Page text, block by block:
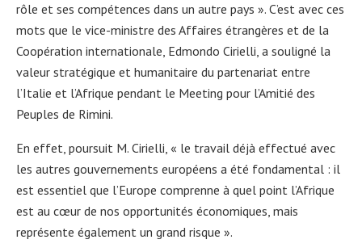
rôle et ses compétences dans un autre pays ». C’est avec ces
mots que le vice-ministre des Affaires étrangères et de la
Coopération internationale, Edmondo Cirielli, a souligné la
valeur stratégique et humanitaire du partenariat entre
l’Italie et l’Afrique pendant le Meeting pour l’Amitié des
Peuples de Rimini.
En effet, poursuit M. Cirielli, « le travail déjà effectué avec
les autres gouvernements européens a été fondamental : il
est essentiel que l’Europe comprenne à quel point l’Afrique
est au cœur de nos opportunités économiques, mais
représente également un grand risque ».